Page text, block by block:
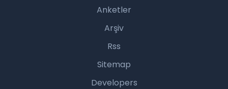
Anketler
Arşiv
Rss
Sitemap
Developers